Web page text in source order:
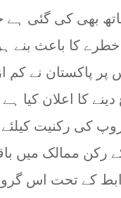
بھی کی گئی ہے
خطرے کا باعث بنے
پر پاکستان نے کم
کا اعلان کیا
کی رکنیت
ممالک میں
کے تحت اس